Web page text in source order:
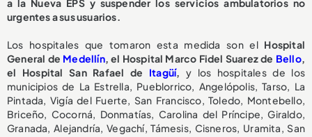
a la Nueva EPS y suspender los servicios ambulatorios no
urgentes a sus usuarios.
Los hospitales que tomaron esta medida son el Hospital
General de Medellín, el Hospital Marco Fidel Suarez de Bello,
el Hospital San Rafael de Itagüí, y los hospitales de los
municipios de La Estrella, Pueblorrico, Angelópolis, Tarso, La
Pintada, Vigía del Fuerte, San Francisco, Toledo, Montebello,
Briceño, Cocorná, Donmatías, Carolina del Príncipe, Giraldo,
Granada, Alejandría, Vegachí, Támesis, Cisneros, Uramita, San